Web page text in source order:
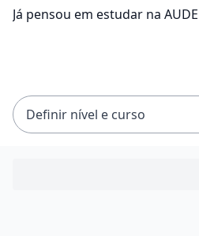
Já pensou em estudar na
Definir nível e curso